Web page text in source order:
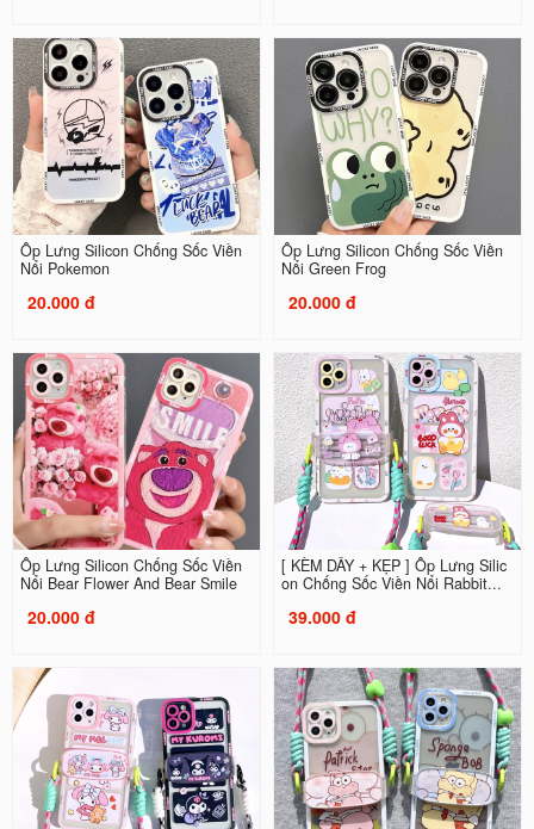
Ốp Lưng Silicon Chống Sốc Viền
Nổi Pokemon
20.000 đ
Ốp Lưng Silicon Chống Sốc Viền
Nổi Green Frog
20.000 đ
Ốp Lưng Silicon Chống Sốc Viền
Nổi Bear Flower And Bear Smile
20.000 đ
[ KÈM DÂY + KẸP ] Ốp Lưng Silic
on Chống Sốc Viền Nổi Rabbit...
39.000 đ